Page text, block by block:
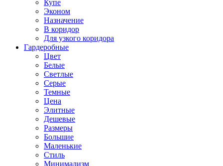
Купе
Эконом
Назначение
В коридор
Для узкого коридора
Гардеробные
Цвет
Белые
Светлые
Серые
Темные
Цена
Элитные
Дешевые
Размеры
Большие
Маленькие
Стиль
Минимализм